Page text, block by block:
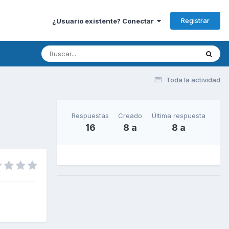
¿Usuario existente? Conectar Registrar
Toda la actividad
Respuestas
16
Creado
8 a
Última respuesta
8 a